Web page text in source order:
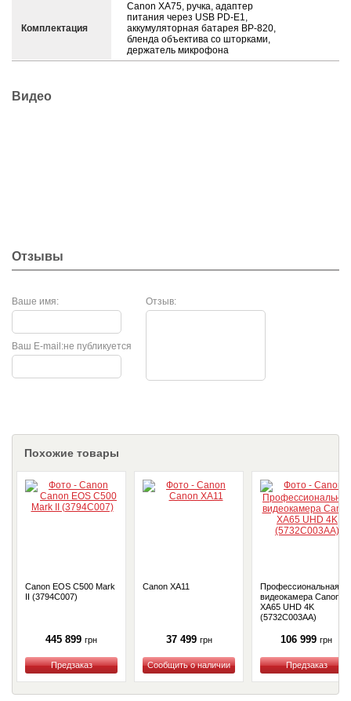
Комплектация
Canon XA75, ручка, адаптер
питания через USB PD-E1,
аккумуляторная батарея BP-820,
бленда объектива со шторками,
держатель микрофона
Видео
Отзывы
Ваше имя: Отзыв:
не публикуется
Ваш E-mail:
Похожие товары
Canon EOS C500 Mark
II (3794C007)
445 899 грн
Купить
Canon XA11
37 499 грн
Купить
Профессиональная
видеокамера Canon
XA65 UHD 4K
(5732C003AA)
106 999 грн
Купить